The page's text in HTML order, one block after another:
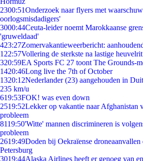
2300:51Onderzoek naar flyers met
oorlogsmisdadigers'
3000:44Ceuta-leider noemt Marokkaanse
'gruweldaad'
423:27Zomervakantieweerbericht:
1 22:57Vollering de sterkste na lastige heuvelrit
320:59EA Sports FC 27 toont The Grounds-
1420:46Long live the 7th of October
1320:12Nederlander (23) aangehouden in
235 km/u
619:53FOK! was even down
2519:52Lekker op vakantie naar Afghanistan
probleem
8119:50'Witte' mannen discrimineren is
probleem
2619:49Doden bij Oekraïense
Petersburg
3019:44Alaska Airlines heeft er genoeg van